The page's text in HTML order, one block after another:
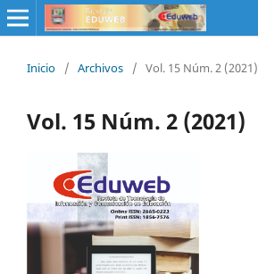
Inicio / Archivos / Vol. 15 Núm. 2 (2021)
Vol. 15 Núm. 2 (2021)